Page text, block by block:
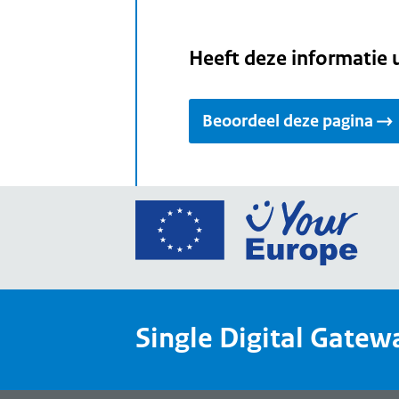
Heeft deze informatie
Beoordeel deze pagina
Ga
Your
een
Single Digital